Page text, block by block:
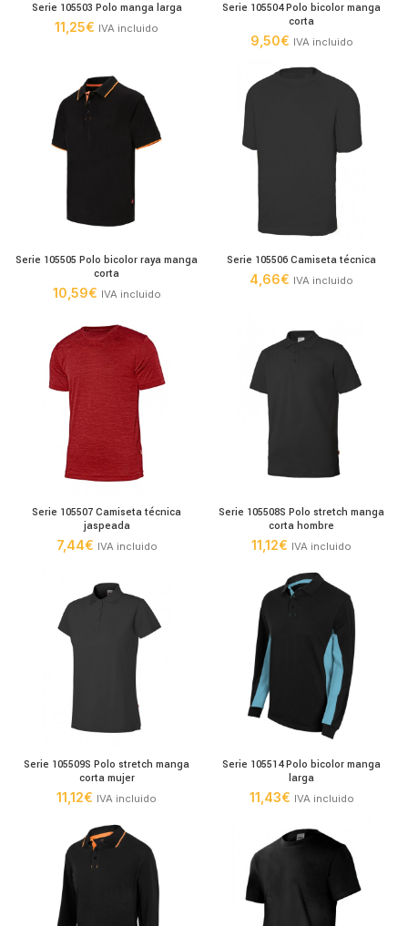
Serie 105503 Polo manga larga
11,25€ IVA incluido
Serie 105504 Polo bicolor manga
corta
9,50€ IVA incluido
Serie 105505 Polo bicolor raya manga
corta
10,59€ IVA incluido
Serie 105506 Camiseta técnica
4,66€ IVA incluido
Serie 105507 Camiseta técnica
jaspeada
7,44€ IVA incluido
Serie 105508S Polo stretch manga
corta hombre
11,12€ IVA incluido
Serie 105509S Polo stretch manga
corta mujer
11,12€ IVA incluido
Serie 105514 Polo bicolor manga
larga
11,43€ IVA incluido